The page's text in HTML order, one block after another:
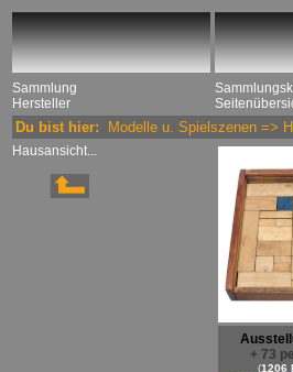
Sammlung
Hersteller
Du bist hier: Modelle u. Spielszenen =>
Hausansicht...
+ 73
(1206